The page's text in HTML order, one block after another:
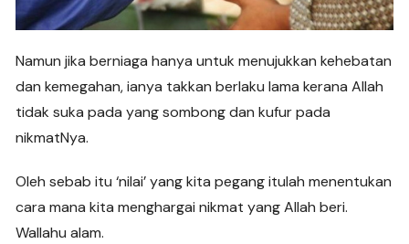
Namun jika berniaga hanya untuk menujukkan kehebatan
dan kemegahan, ianya takkan berlaku lama kerana Allah
tidak suka pada yang sombong dan kufur pada
nikmatNya.
Oleh sebab itu ‘nilai’ yang kita pegang itulah menentukan
cara mana kita menghargai nikmat yang Allah beri.
Wallahu alam.